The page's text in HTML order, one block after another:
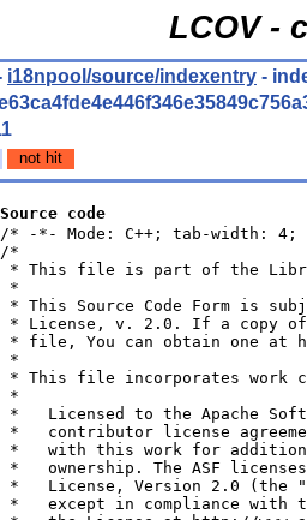
LCOV -
i18npool/source/indexentry -
not hit
code
* -*- Mode: C++; tab-width: